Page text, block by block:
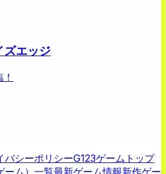
ズエッジ
バシーポリシーG123ゲームトップ
ーム）一覧最新ゲーム情報新作ゲー